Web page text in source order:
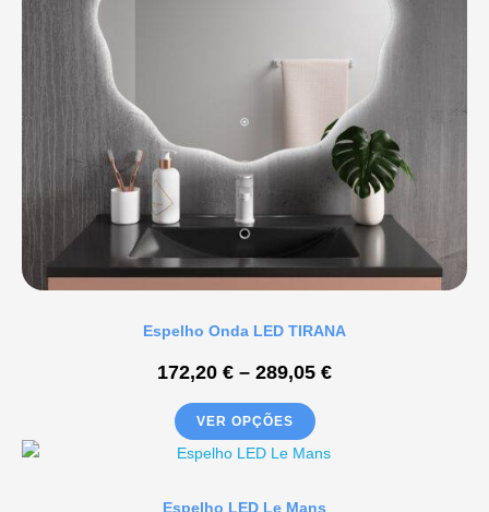
Espelho Onda LED TIRANA
172,20 € – 289,05 €
VER OPÇÕES
Espelho LED Le Mans